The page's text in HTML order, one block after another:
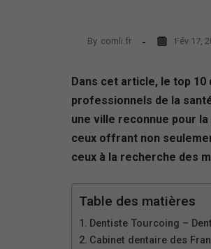
By comli.fr Fév 17,
Dans cet article, le top
professionnels de la
une ville reconnue pour
ceux offrant non
ceux à la recherche des
Table des matières
Dentiste Tourcoing –
Cabinet dentaire des